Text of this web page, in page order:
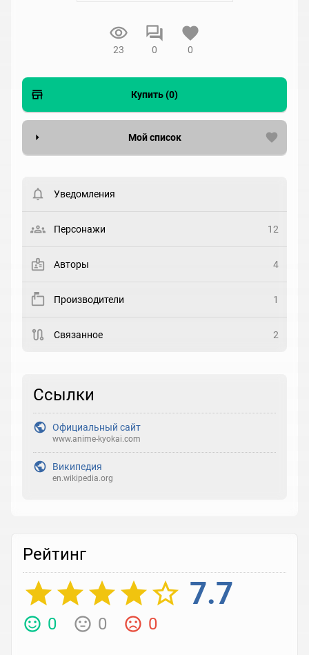
23 0 0
Купить (0)
Мой список
Статус
Рейтинг
Реакция
Уведомления
Персонажи 12
Авторы 4
Производители 1
Связанное 2
Ссылки
Официальный сайт
www.anime-kyokai.com
Википедия
en.wikipedia.org
Рейтинг
7.7
0 0 0